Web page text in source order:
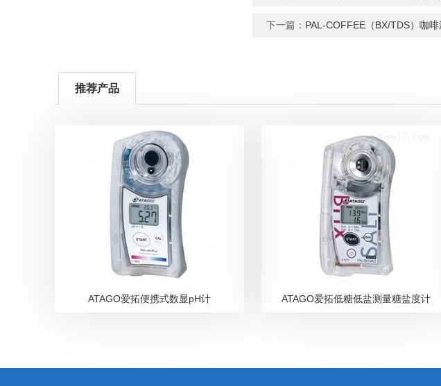
下一篇： PAL-COFFEE（BX/TDS）咖
推荐产品
ATAGO爱拓便携式数显pH计 ATAGO爱拓低糖低盐测量糖盐度计